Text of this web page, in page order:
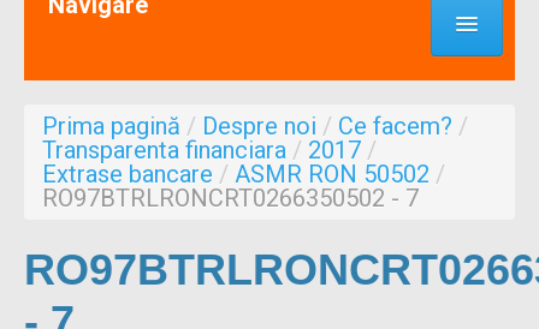
Aproape de mine
Despre noi
Formulare
Prima pagină / Despre noi / Ce facem? /
Transparenta financiara / 2017 /
Extrase bancare / ASMR RON 50502 /
RO97BTRLRONCRT0266350502 - 7